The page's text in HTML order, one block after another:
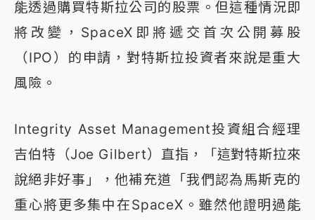
能透過購買特斯拉公司的股票。但這種情況即
將改變，SpaceX即將遞交首次公開募股
（IPO）的申請，對特斯拉投資者來說是重大
風險。
Integrity Asset Management投資組合經理
吉伯特（Joe Gilbert）直指，「這對特斯拉來
說絕非好事」，他補充道「我們認為馬斯克的
重心將更多集中在SpaceX。雖然他證明過能